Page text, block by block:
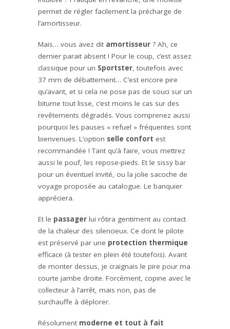
permet de régler facilement la précharge de
l’amortisseur.
Mais… vous avez dit amortisseur ? Ah, ce
dernier parait absent ! Pour le coup, c’est assez
classique pour un Sportster, toutefois avec
37 mm de débattement… C’est encore pire
qu’avant, et si cela ne pose pas de souci sur un
bitume tout lisse, c’est moins le cas sur des
revêtements dégradés. Vous comprenez aussi
pourquoi les pauses « refuel » fréquentes sont
bienvenues. L’option selle confort est
recommandée ! Tant qu’à faire, vous mettrez
aussi le pouf, les repose-pieds. Et le sissy bar
pour un éventuel invité, ou la jolie sacoche de
voyage proposée au catalogue. Le banquier
appréciera.
Et le passager lui rôtira gentiment au contact
de la chaleur des silencieux. Ce dont le pilote
est préservé par une protection thermique
efficace (à tester en plein été toutefois). Avant
de monter dessus, je craignais le pire pour ma
courte jambe droite. Forcément, copine avec le
collecteur à l’arrêt, mais non, pas de
surchauffe à déplorer.
Résolument moderne et tout à fait